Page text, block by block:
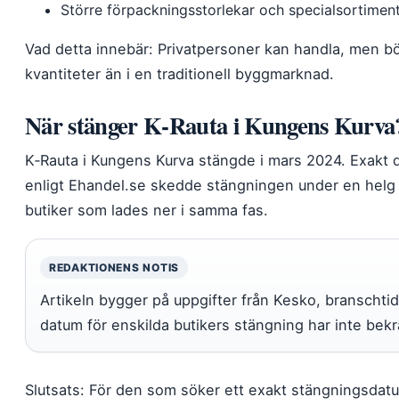
Större förpackningsstorlekar och
Vad detta innebär: Privatpersoner kan handla, men
kvantiteter än i en traditionell byggmarknad.
När stänger K‑Rauta i Kungens
K‑Rauta i Kungens Kurva stängde i mars 2024.
enligt Ehandel.se skedde stängningen under en
butiker som lades ner i samma fas.
REDAKTIONENS NOTIS
Artikeln bygger på uppgifter från Kesko,
datum för enskilda butikers stängning har inte
Slutsats: För den som söker ett exakt